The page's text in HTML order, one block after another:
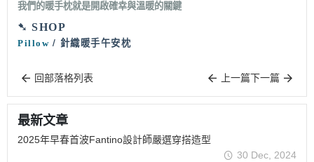
我們的暖手枕就是開啟確幸與溫暖的關鍵
➷ SHOP
Pillow / 針織暖手午安枕
回部落格列表 上一篇下一篇
最新文章
2025年早春首波Fantino設計師嚴選穿搭造型
30 Dec, 2024